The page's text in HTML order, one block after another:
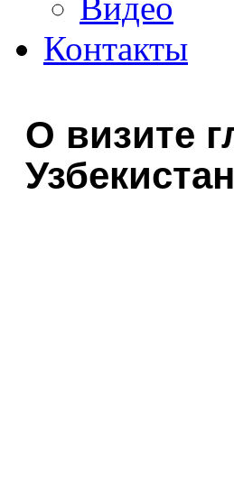
Контакты
О визите